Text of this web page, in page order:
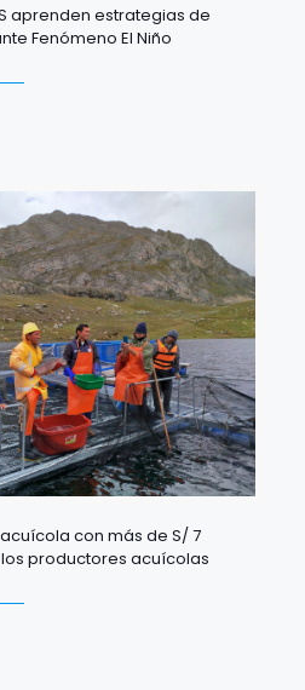
aprenden estrategias de
Fenómeno El Niño
con más de S/ 7
productores acuícolas